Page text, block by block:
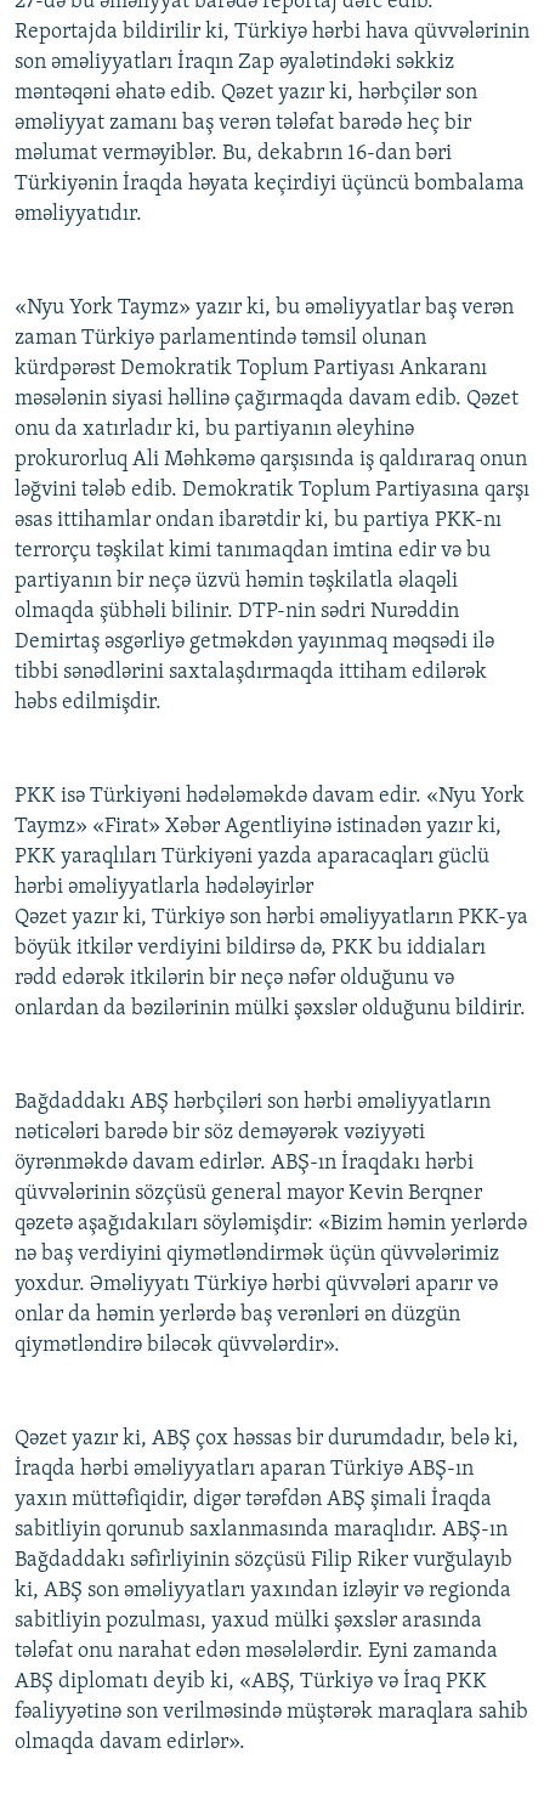
Reportajda bildirilir ki, Türkiyə hərbi hava qüvvələrinin
son əməliyyatları İraqın Zap əyalətindəki səkkiz
məntəqəni əhatə edib. Qəzet yazır ki, hərbçilər son
əməliyyat zamanı baş verən tələfat barədə heç bir
məlumat verməyiblər. Bu, dekabrın 16-dan bəri
Türkiyənin İraqda həyata keçirdiyi üçüncü bombalama
əməliyyatıdır.
«Nyu York Taymz» yazır ki, bu əməliyyatlar baş verən
zaman Türkiyə parlamentində təmsil olunan
kürdpərəst Demokratik Toplum Partiyası Ankaranı
məsələnin siyasi həllinə çağırmaqda davam edib. Qəzet
onu da xatırladır ki, bu partiyanın əleyhinə
prokurorluq Ali Məhkəmə qarşısında iş qaldıraraq onun
ləğvini tələb edib. Demokratik Toplum Partiyasına qarşı
əsas ittihamlar ondan ibarətdir ki, bu partiya PKK-nı
terrorçu təşkilat kimi tanımaqdan imtina edir və bu
partiyanın bir neçə üzvü həmin təşkilatla əlaqəli
olmaqda şübhəli bilinir. DTP-nin sədri Nurəddin
Demirtaş əsgərliyə getməkdən yayınmaq məqsədi ilə
tibbi sənədlərini saxtalaşdırmaqda ittiham edilərək
həbs edilmişdir.
PKK isə Türkiyəni hədələməkdə davam edir. «Nyu York
Taymz» «Firat» Xəbər Agentliyinə istinadən yazır ki,
PKK yaraqlıları Türkiyəni yazda aparacaqları güclü
hərbi əməliyyatlarla hədələyirlər
Qəzet yazır ki, Türkiyə son hərbi əməliyyatların PKK-ya
böyük itkilər verdiyini bildirsə də, PKK bu iddiaları
rədd edərək itkilərin bir neçə nəfər olduğunu və
onlardan da bəzilərinin mülki şəxslər olduğunu bildirir.
Bağdaddakı ABŞ hərbçiləri son hərbi əməliyyatların
nəticələri barədə bir söz deməyərək vəziyyəti
öyrənməkdə davam edirlər. ABŞ-ın İraqdakı hərbi
qüvvələrinin sözçüsü general mayor Kevin Berqner
qəzetə aşağıdakıları söyləmişdir: «Bizim həmin yerlərdə
nə baş verdiyini qiymətləndirmək üçün qüvvələrimiz
yoxdur. Əməliyyatı Türkiyə hərbi qüvvələri aparır və
onlar da həmin yerlərdə baş verənləri ən düzgün
qiymətləndirə biləcək qüvvələrdir».
Qəzet yazır ki, ABŞ çox həssas bir durumdadır, belə ki,
İraqda hərbi əməliyyatları aparan Türkiyə ABŞ-ın
yaxın müttəfiqidir, digər tərəfdən ABŞ şimali İraqda
sabitliyin qorunub saxlanmasında maraqlıdır. ABŞ-ın
Bağdaddakı səfirliyinin sözçüsü Filip Riker vurğulayıb
ki, ABŞ son əməliyyatları yaxından izləyir və regionda
sabitliyin pozulması, yaxud mülki şəxslər arasında
tələfat onu narahat edən məsələlərdir. Eyni zamanda
ABŞ diplomatı deyib ki, «ABŞ, Türkiyə və İraq PKK
fəaliyyətinə son verilməsində müştərək maraqlara sahib
olmaqda davam edirlər».